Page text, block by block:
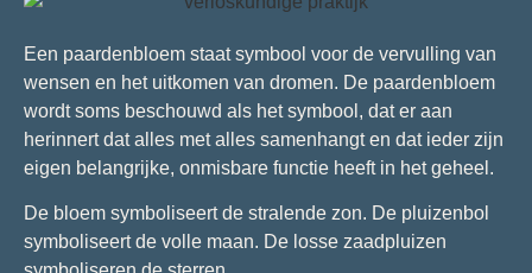
Een paardenbloem staat symbool voor de vervulling van
wensen en het uitkomen van dromen. De paardenbloem
wordt soms beschouwd als het symbool, dat er aan
herinnert dat alles met alles samenhangt en dat ieder zijn
eigen belangrijke, onmisbare functie heeft in het geheel.
De bloem symboliseert de stralende zon. De pluizenbol
symboliseert de volle maan. De losse zaadpluizen